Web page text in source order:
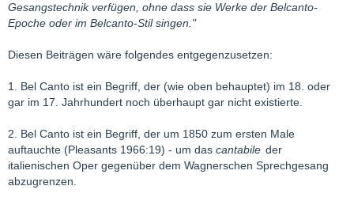
Gesangstechnik verfügen, ohne dass sie Werke der Belcanto-
Epoche oder im Belcanto-Stil singen."
Diesen Beiträgen wäre folgendes entgegenzusetzen:
1. Bel Canto ist ein Begriff, der (wie oben behauptet) im 18. oder
gar im 17. Jahrhundert noch überhaupt gar nicht existierte.
2. Bel Canto ist ein Begriff, der um 1850 zum ersten Male
auftauchte (Pleasants 1966:19) - um das cantabile der
italienischen Oper gegenüber dem Wagnerschen Sprechgesang
abzugrenzen.